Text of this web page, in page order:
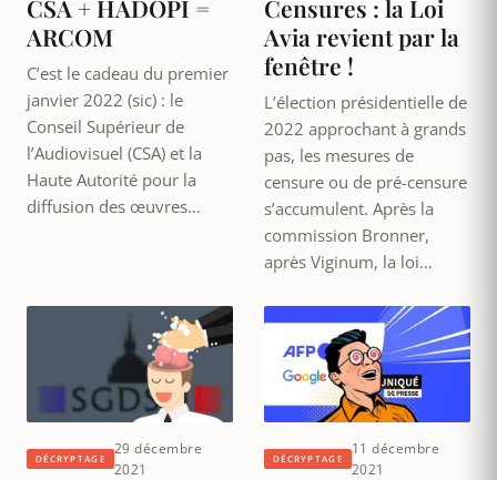
CSA + HADOPI =
ARCOM
C’est le cadeau du premier
janvier 2022 (sic) : le
Conseil Supérieur de
l’Audiovisuel (CSA) et la
Haute Autorité pour la
diffusion des œuvres…
Censures : la Loi
Avia revient par la
fenêtre !
L’élection présidentielle de
2022 approchant à grands
pas, les mesures de
censure ou de pré-censure
s’accumulent. Après la
commission Bronner,
après Viginum, la loi…
DÉCRYPTAGE
29 décembre
2021
DÉCRYPTAGE
11 décembre
2021